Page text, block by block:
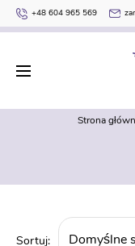
+48 604 965 569
Strona